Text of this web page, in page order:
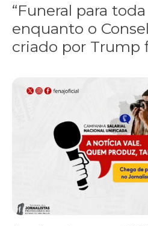
“Funeral para
enquanto o
criado por Trump
Assinada nova CCT de jornais e